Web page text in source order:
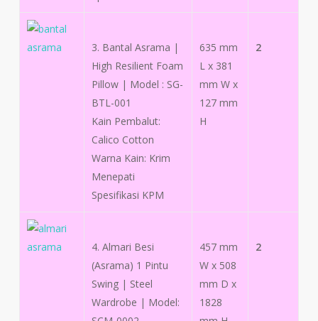
3. Bantal Asrama |
High Resilient Foam
Pillow | Model : SG-
BTL-001
Kain Pembalut:
Calico Cotton
Warna Kain: Krim
Menepati
Spesifikasi KPM
635 mm
L x 381
mm W x
127 mm
H
2
4. Almari Besi
(Asrama) 1 Pintu
Swing | Steel
Wardrobe | Model:
457 mm
W x 508
mm D x
1828
2